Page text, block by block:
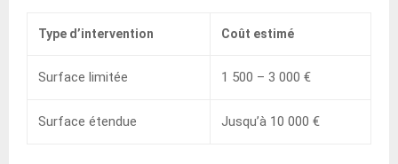
Type d’intervention Coût estimé
Surface limitée 1 500 – 3 000 €
Surface étendue Jusqu’à 10 000 €